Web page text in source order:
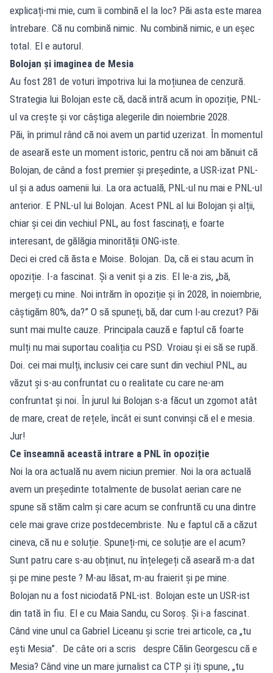
explicați-mi mie, cum îi combină el la loc? Păi asta este marea
întrebare. Că nu combină nimic. Nu combină nimic, e un eșec
total. El e autorul.
Bolojan și imaginea de Mesia
Au fost 281 de voturi împotriva lui la moțiunea de cenzură.
Strategia lui Bolojan este că, dacă intră acum în opoziție, PNL-
ul va crește și vor câștiga alegerile din noiembrie 2028.
Păi, în primul rând că noi avem un partid uzerizat. În momentul
de aseară este un moment istoric, pentru că noi am bănuit că
Bolojan, de când a fost premier și președinte, a USR-izat PNL-
ul și a adus oamenii lui. La ora actuală, PNL-ul nu mai e PNL-ul
anterior. E PNL-ul lui Bolojan. Acest PNL al lui Bolojan și alții,
chiar și cei din vechiul PNL, au fost fascinați, e foarte
interesant, de gălăgia minorității ONG-iste.
Deci ei cred că ăsta e Moise. Bolojan. Da, că ei stau acum în
opoziție. I-a fascinat. Și a venit și a zis. El le-a zis, „bă,
mergeți cu mine. Noi intrăm în opoziție și în 2028, în noiembrie,
câștigăm 80%, da?” O să spuneți, bă, dar cum l-au crezut? Păi
sunt mai multe cauze. Principala cauză e faptul că foarte
mulți nu mai suportau coaliția cu PSD. Vroiau și ei să se rupă.
Doi. cei mai mulți, inclusiv cei care sunt din vechiul PNL, au
văzut și s-au confruntat cu o realitate cu care ne-am
confruntat și noi. În jurul lui Bolojan s-a făcut un zgomot atât
de mare, creat de rețele, încât ei sunt convinși că el e mesia.
Jur!
Ce înseamnă această intrare a PNL în opoziție
Noi la ora actuală nu avem niciun premier. Noi la ora actuală
avem un președinte totalmente de busolat aerian care ne
spune să stăm calm și care acum se confruntă cu una dintre
cele mai grave crize postdecembriste. Nu e faptul că a căzut
cineva, că nu e soluție. Spuneți-mi, ce soluție are el acum?
Sunt patru care s-au obținut, nu înțelegeți că aseară m-a dat
și pe mine peste ? M-au lăsat, m-au fraierit și pe mine.
Bolojan nu a fost niciodată PNL-ist. Bolojan este un USR-ist
din tată în fiu. El e cu Maia Sandu, cu Soroș. Și i-a fascinat.
Când vine unul ca Gabriel Liceanu și scrie trei articole, ca „tu
ești Mesia”. De câte ori a scris despre Călin Georgescu că e
Mesia? Când vine un mare jurnalist ca CTP și îți spune, „tu